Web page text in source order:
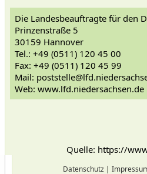
Die Landesbeauftragte für den
Prinzenstraße 5
30159 Hannover
Tel.: +49 (0511) 120 45 00
Fax: +49 (0511) 120 45 99
Mail:
Web: www.lfd.niedersachsen.de
Quelle: https://
Datenschutz |